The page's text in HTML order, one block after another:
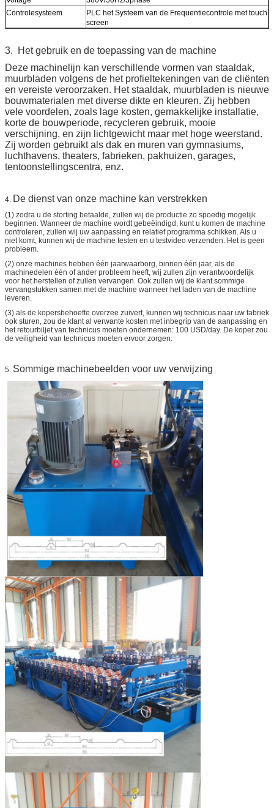
Controlesysteem
PLC het Systeem van de Frequentiecontrole met touch
screen
3. Het gebruik en de toepassing van de machine
Deze machinelijn kan verschillende vormen van staaldak,
muurbladen volgens de het profieltekeningen van de cliënten
en vereiste veroorzaken. Het staaldak, muurbladen is nieuwe
bouwmaterialen met diverse dikte en kleuren. Zij hebben
vele voordelen, zoals lage kosten, gemakkelijke installatie,
korte de bouwperiode, recycleren gebruik, mooie
verschijning, en zijn lichtgewicht maar met hoge weerstand.
Zij worden gebruikt als dak en muren van gymnasiums,
luchthavens, theaters, fabrieken, pakhuizen, garages,
tentoonstellingscentra, enz.
4. De dienst van onze machine kan verstrekken
(1) zodra u de storting betaalde, zullen wij de productie zo spoedig mogelijk
beginnen. Wanneer de machine wordt gebeëindigd, kunt u komen de machine
controleren, zullen wij uw aanpassing en relatief programma schikken. Als u
niet komt, kunnen wij de machine testen en u testvideo verzenden. Het is geen
probleem.
(2) onze machines hebben één jaarwaarborg, binnen één jaar, als de
machinedelen één of ander probleem heeft, wij zullen zijn verantwoordelijk
voor het herstellen of zullen vervangen. Ook zullen wij de klant sommige
vervangstukken samen met de machine wanneer het laden van de machine
leveren.
(3) als de kopersbehoefte overzee zuivert, kunnen wij technicus naar uw fabriek
ook sturen, zou de klant al verwante kosten met inbegrip van de aanpassing en
het retourbiljet van technicus moeten ondernemen: 100 USD/day. De koper zou
de veiligheid van technicus moeten ervoor zorgen.
5. Sommige machinebeelden voor uw verwijzing